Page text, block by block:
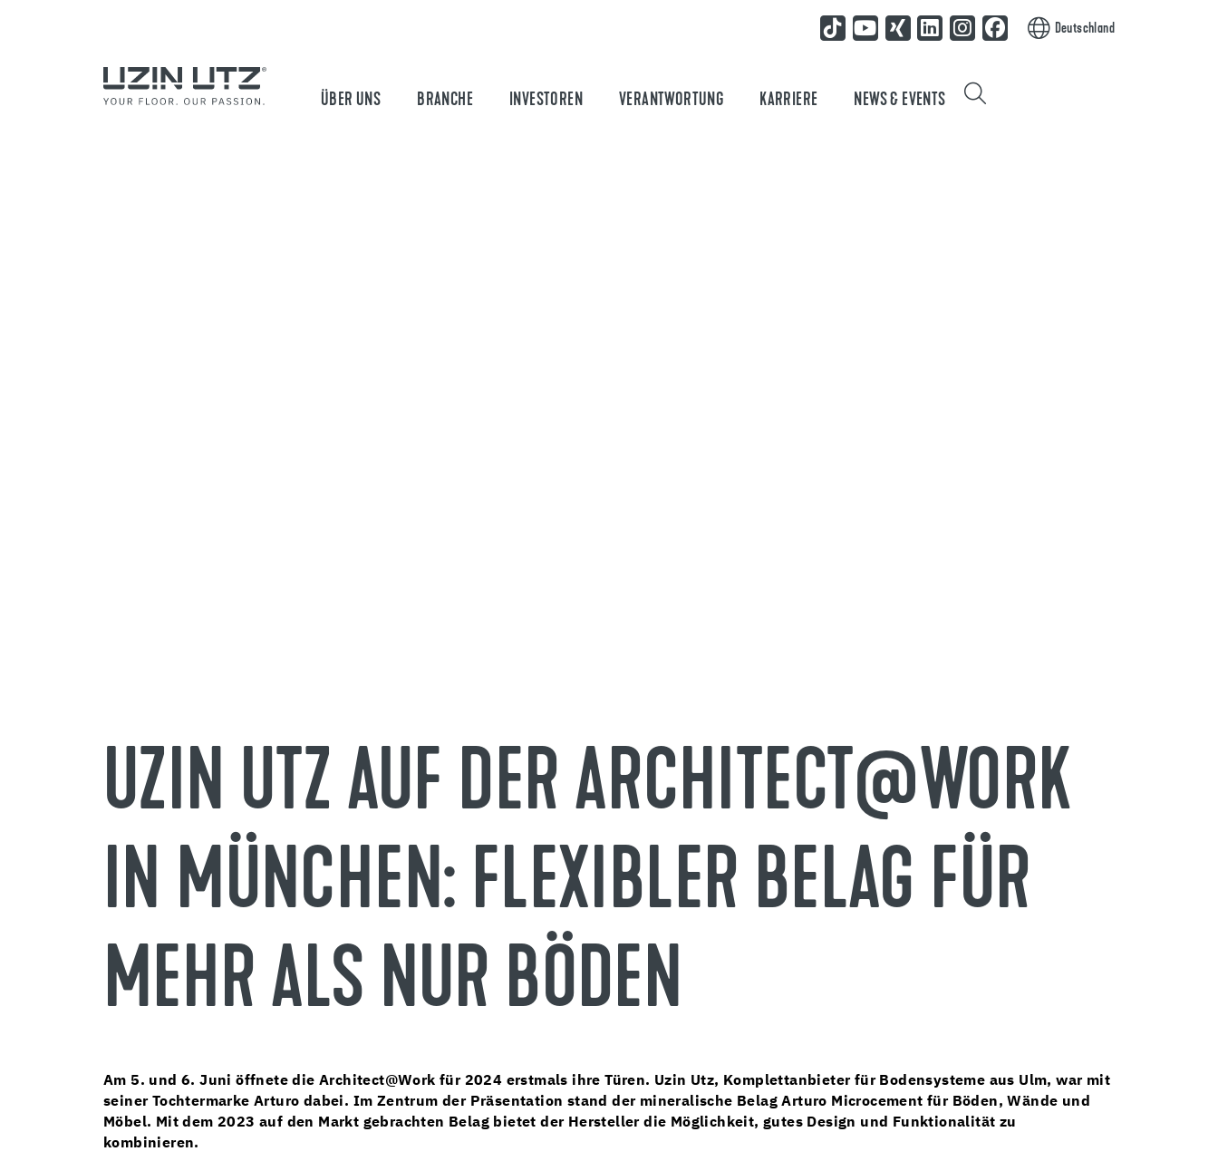
Deutschland
ÜBER UNS BRANCHE INVESTOREN VERANTWORTUNG KARRIERE NEWS & EVENTS
UZIN UTZ AUF DER ARCHITECT@WORK
IN MÜNCHEN: FLEXIBLER BELAG FÜR
MEHR ALS NUR BÖDEN
Am 5. und 6. Juni öffnete die Architect@Work für 2024 erstmals ihre Türen. Uzin Utz, Komplettanbieter für Bodensysteme aus Ulm, war mit
seiner Tochtermarke Arturo dabei. Im Zentrum der Präsentation stand der mineralische Belag Arturo Microcement für Böden, Wände und
Möbel. Mit dem 2023 auf den Markt gebrachten Belag bietet der Hersteller die Möglichkeit, gutes Design und Funktionalität zu
kombinieren.